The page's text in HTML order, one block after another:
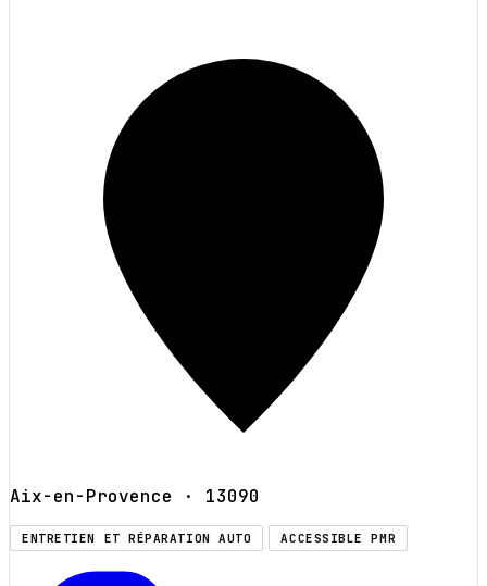
Aix-en-Provence · 13090
ENTRETIEN ET RÉPARATION AUTO ACCESSIBLE PMR